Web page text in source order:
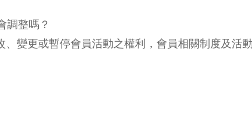
調整嗎？
、變更或暫停會員活動之權利，會員相關制度及